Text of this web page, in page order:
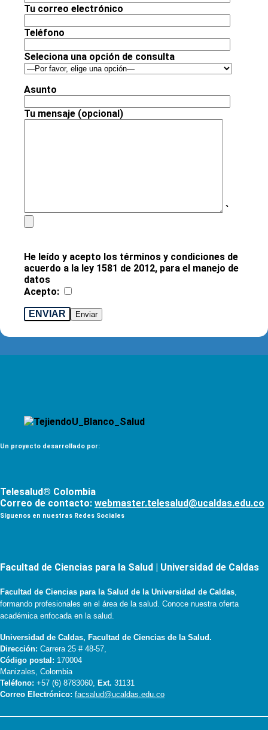
Tu correo electrónico
Teléfono
Seleciona una opción de consulta
Asunto
Tu mensaje (opcional)
`
He leído y acepto los términos y condiciones de
acuerdo a la ley 1581 de 2012, para el manejo de
datos
Acepto:
ENVIAR
Un proyecto desarrollado por:
Telesalud® Colombia
Correo de contacto: webmaster.telesalud@ucaldas.edu.co
Síguenos en nuestras Redes Sociales
Facultad de Ciencias para la Salud | Universidad de Caldas
Facultad de Ciencias para la Salud de la Universidad de Caldas,
formando profesionales en el área de la salud. Conoce nuestra oferta
académica enfocada en la salud.
Universidad de Caldas, Facultad de Ciencias de la Salud.
Dirección: Carrera 25 # 48-57,
Código postal: 170004
Manizales, Colombia
Teléfono: +57 (6) 8783060, Ext. 31131
Correo Electrónico: facsalud@ucaldas.edu.co